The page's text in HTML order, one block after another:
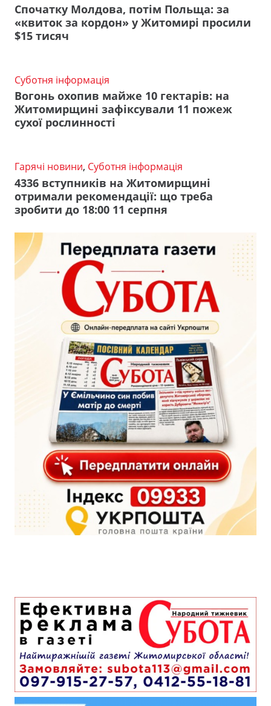
Спочатку Молдова, потім Польща: за
«квиток за кордон» у Житомирі просили
$15 тисяч
Суботня інформація
Вогонь охопив майже 10 гектарів: на
Житомирщині зафіксували 11 пожеж
сухої рослинності
Гарячі новини, Суботня інформація
4336 вступників на Житомирщині
отримали рекомендації: що треба
зробити до 18:00 11 серпня